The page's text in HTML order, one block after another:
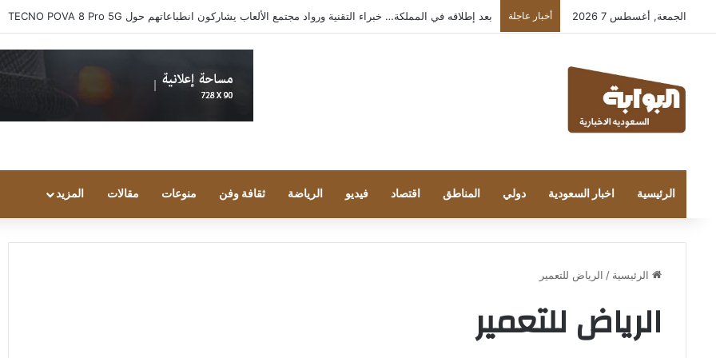
الجمعة, أغسطس 7 2026 أخبار عاجلة بعد إطلاقه في المملكة… خبراء التقنية ورواد مجتمع الألعاب يشاركون انطباعاتهم حول TECNO POVA 8 Pro 5G
الرئيسية اخبار السعودية دولي المناطق اقتصاد فيديو الرياضة ثقافة وفن منوعات مقالات المزيد
الرئيسية / الرياض للتعمير
الرياض للتعمير